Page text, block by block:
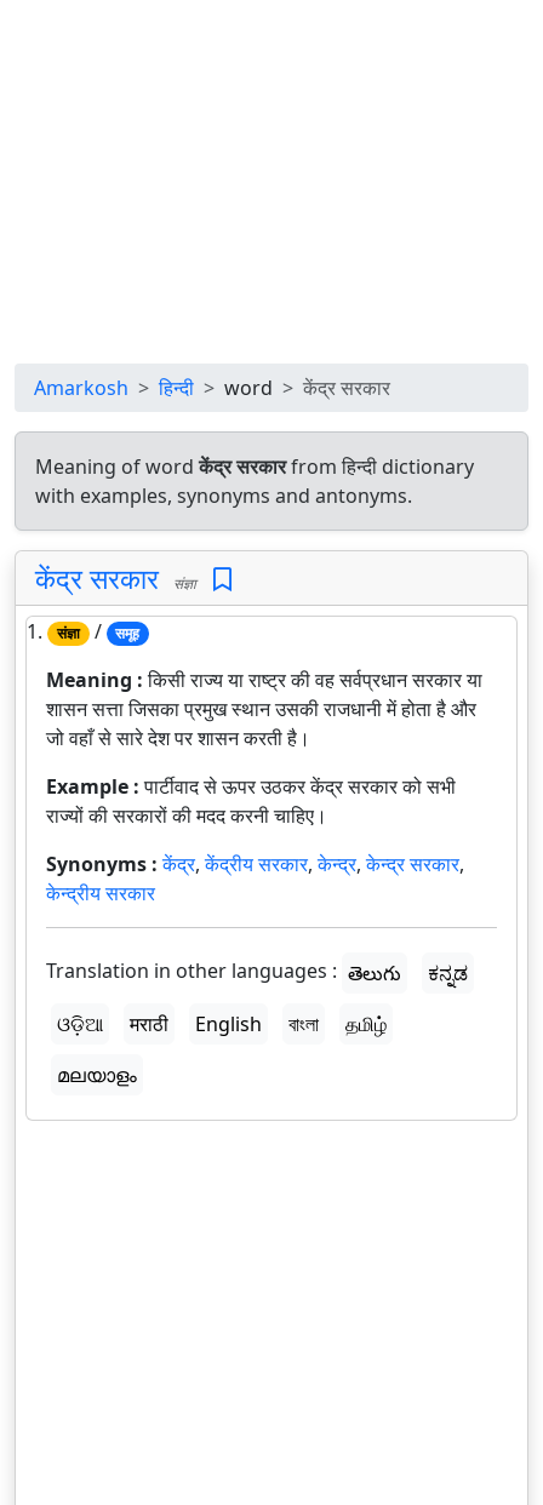
Amarkosh हिन्दी word केंद्र सरकार
Meaning of wordकेंद्र सरकारfrom हिन्दी dictionary
with examples, synonyms and antonyms.
केंद्र सरकार संज्ञा
1. संज्ञा / समूह
Meaning :किसी राज्य या राष्ट्र की वह सर्वप्रधान सरकार या
शासन सत्ता जिसका प्रमुख स्थान उसकी राजधानी में होता है और
जो वहाँ से सारे देश पर शासन करती है।
Example :पार्टीवाद से ऊपर उठकर केंद्र सरकार को सभी
राज्यों की सरकारों की मदद करनी चाहिए।
Synonyms :केंद्र,केंद्रीय सरकार,केन्द्र,केन्द्र सरकार,
केन्द्रीय सरकार
Translation in other languages : తెలుగు
ಕನ್ನಡ
ଓଡ଼ିଆ
मराठी English বাংলা
தமிழ்
മലയാളം